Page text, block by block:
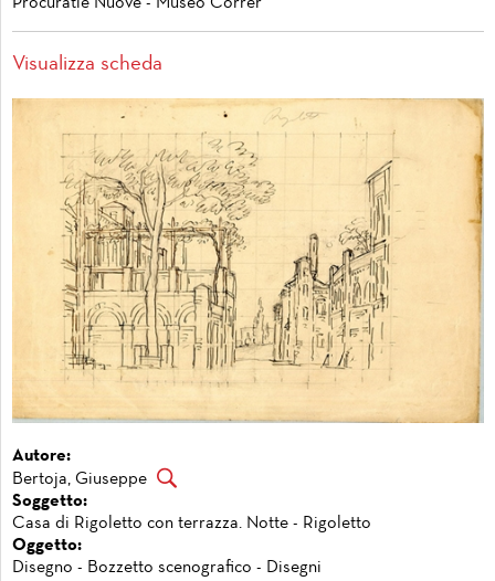
Procuratie Nuove - Museo Correr
Visualizza scheda
Autore:
Bertoja, Giuseppe
Soggetto:
Casa di Rigoletto con terrazza. Notte - Rigoletto
Oggetto:
Disegno - Bozzetto scenografico - Disegni